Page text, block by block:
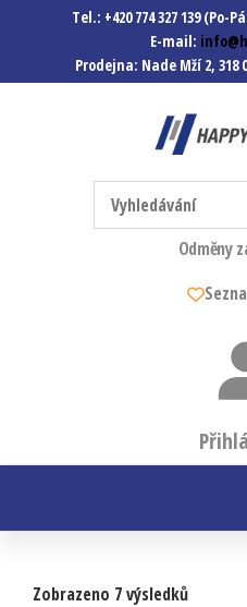
Tel.: +420 774 327 139 (Po-
E-mail:
Prodejna: Nade Mží 2, 318
Happymodel.cz
Odměny
Zobrazeno 7 výsledků